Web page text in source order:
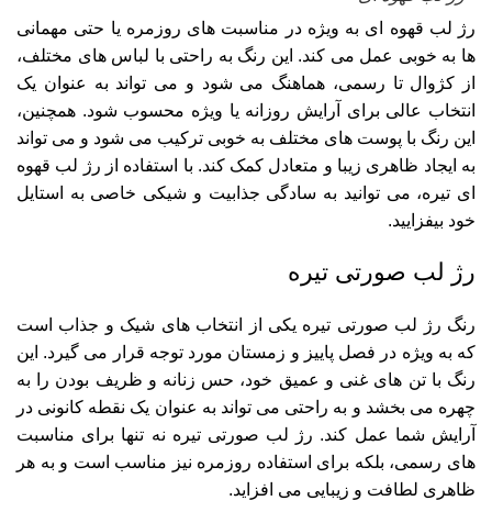
رژ لب قهوه‌ ای به‌ ویژه در مناسبت‌ های روزمره یا حتی مهمانی‌
ها به خوبی عمل می‌ کند. این رنگ به راحتی با لباس‌ های مختلف،
از کژوال تا رسمی، هماهنگ می‌ شود و می‌ تواند به عنوان یک
انتخاب عالی برای آرایش روزانه یا ویژه محسوب شود. همچنین،
این رنگ با پوست‌ های مختلف به خوبی ترکیب می‌ شود و می‌ تواند
به ایجاد ظاهری زیبا و متعادل کمک کند. با استفاده از رژ لب قهوه‌
ای تیره، می‌ توانید به سادگی جذابیت و شیکی خاصی به استایل
خود بیفزایید.
رژ لب صورتی تیره
رنگ رژ لب صورتی تیره یکی از انتخاب‌ های شیک و جذاب است
که به‌ ویژه در فصل پاییز و زمستان مورد توجه قرار می‌ گیرد. این
رنگ با تن‌ های غنی و عمیق خود، حس زنانه و ظریف بودن را به
چهره می‌ بخشد و به راحتی می‌ تواند به عنوان یک نقطه کانونی در
آرایش شما عمل کند. رژ لب صورتی تیره نه تنها برای مناسبت‌
های رسمی، بلکه برای استفاده روزمره نیز مناسب است و به هر
ظاهری لطافت و زیبایی می‌ افزاید.